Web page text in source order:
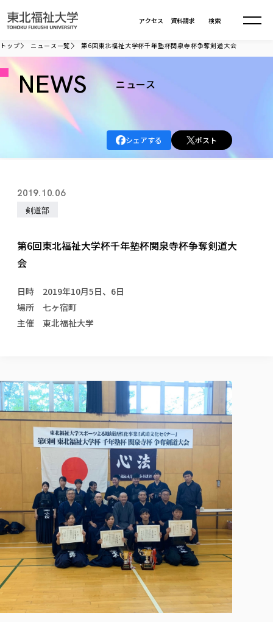
資料請求
アクセス 検索
大学について
建学の精神・教育の理念
教育方針
大学の概要
大学の歩み
校章・マーク・カラー
寄附の受け入れ
関連法人
キャンパス案内
大学の取り組み
社会連携・研究
本学のシラバスについて
一般事業主行動計画
公的資金等の不正使用の防止に関する基本方針
初年次教育（リエゾンゼミⅠ）について
リエゾンゼミ・ナビ（テキスト等）
お役立ち情報（リンク集）
放射線モニタリング測定結果（国見キャンパス）
情報公開
情報公開
中期事業計画
学校教育法施行規則第172条の2に基づく情報公開
教職課程における情報の公表
学部・学科等設置計画履行状況報告書
情報公開規程
学部・大学院
学部・大学院TOP
福祉心理学科
共生まちづくり学部
教育学部
教育学部
教育学科
健康科学部
保健看護学科
産業福祉マネジメント学科
大学院
大学院
総合福祉学研究科 社会福祉学専攻 修士課程
総合福祉学研究科 社会福祉学専攻 博士課程
総合福祉学研究科 福祉心理学専攻 修士課程
教育学研究科 教育学専攻 修士課程
通信教育部
通信教育部
通信制大学院 総合福祉学研究科 社会福祉学専攻 修士課程
通信制大学院 総合福祉学研究科 福祉心理学専攻 修士課程
カリキュラム（学部・大学院）
その他の就学機会
学びの特徴
学びの特徴
ICT教育
初年次教育（リエゾンゼミⅠ）
実学臨床教育（総合福祉学部のみ履修可能）
教員紹介・業績
学びのサポート
学びのサポート
デジタルパンフ
進学相談会
オープンキャンパス
取得可能な資格・免許
東北福祉大学のキャリアサポート
東北福祉大学のキャリア教育
センター長の挨拶
求人の受付について
単独学内説明会のご案内
在学生の方
在学生の方
資格取得報奨制度について
東北福祉大学求人・インターンシップ検索サイト（キャリタス
卒業生の方
卒業生の方
卒業後のキャリア支援体制
在学生による訪問、情報提供へのご協力のお願い
卒業生アンケート
よくあるご質問
東北福祉大学のDNA
在学生インタビュー
体育会・運動サークル紹介
文化会・文化系サークル紹介
国際交流
外国人在学生
Prospective Students
学生支援センター国際交流の活動
スタッフ紹介
ニュース一覧
東北福祉大学の研究活動
東北福祉大学の研究紹介
共同研究等をご検討の皆様へ
東北福祉大学の紀要・リポジトリ
東北福祉大学の紀要・リポジトリ
研究紀要
教職研究
東北福祉大学教育・教職センター特別支援教育研究年報一覧
芹沢銈介美術工芸館年報
東北福祉大学機関リポジトリ
東北福祉大学オープンアクセス方針
産学・産学官連携
産学・産学官連携
「高齢者のフレイル予防及びデジタルデバイド解消に向けた
高齢者施設特化型モジュラー車いす開発
学生参加 × 産学官連携 ～ 「行学一如」の実践
社会貢献・地域連携活動
社会貢献・地域連携活動
社会貢献への取り組み
社会貢献・地域連携活動報告書
各種社会貢献活動の窓口
伝承講座「311『伝える／備える』次世代塾」
JICA草の根技術協力事業
被災地の子ども支援活動
生涯学習・社会人講座
自治体・団体等との主な協定
自治体・団体等との主な協定
研究所について
研究者のご紹介
生涯教育・キャリア教育TOP
生涯学習・社会人講座
月例TFU実学臨床研究セミナー
特別支援教育研究室
TFU教育フォーラム
関連法人
取材について
施設利用
同窓会
学内ポータルシステム
Universal Passport
トップ ニュース一覧 第6回東北福祉大学杯千年塾杯関泉寺杯争奪剣道大会
NEWS ニュース
シェアする ポスト
2019.10.06
剣道部
第6回東北福祉大学杯千年塾杯関泉寺杯争奪剣道大
会
日時 2019年10月5日、6日
場所 七ヶ宿町
主催 東北福祉大学